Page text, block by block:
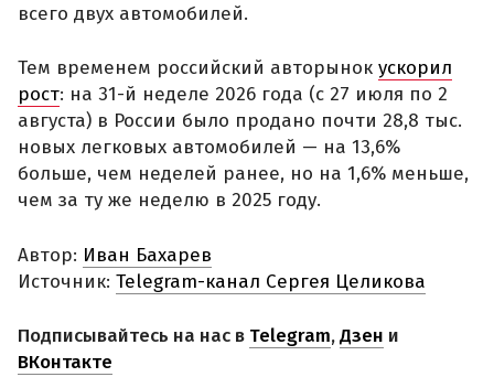
всего двух автомобилей.
Тем временем российский авторынок ускорил
рост: на 31-й неделе 2026 года (с 27 июля по 2
августа) в России было продано почти 28,8 тыс.
новых легковых автомобилей — на 13,6%
больше, чем неделей ранее, но на 1,6% меньше,
чем за ту же неделю в 2025 году.
Автор: Иван Бахарев
Источник: Telegram-канал Сергея Целикова
Подписывайтесь на нас в Telegram,Дзен и
ВКонтакте